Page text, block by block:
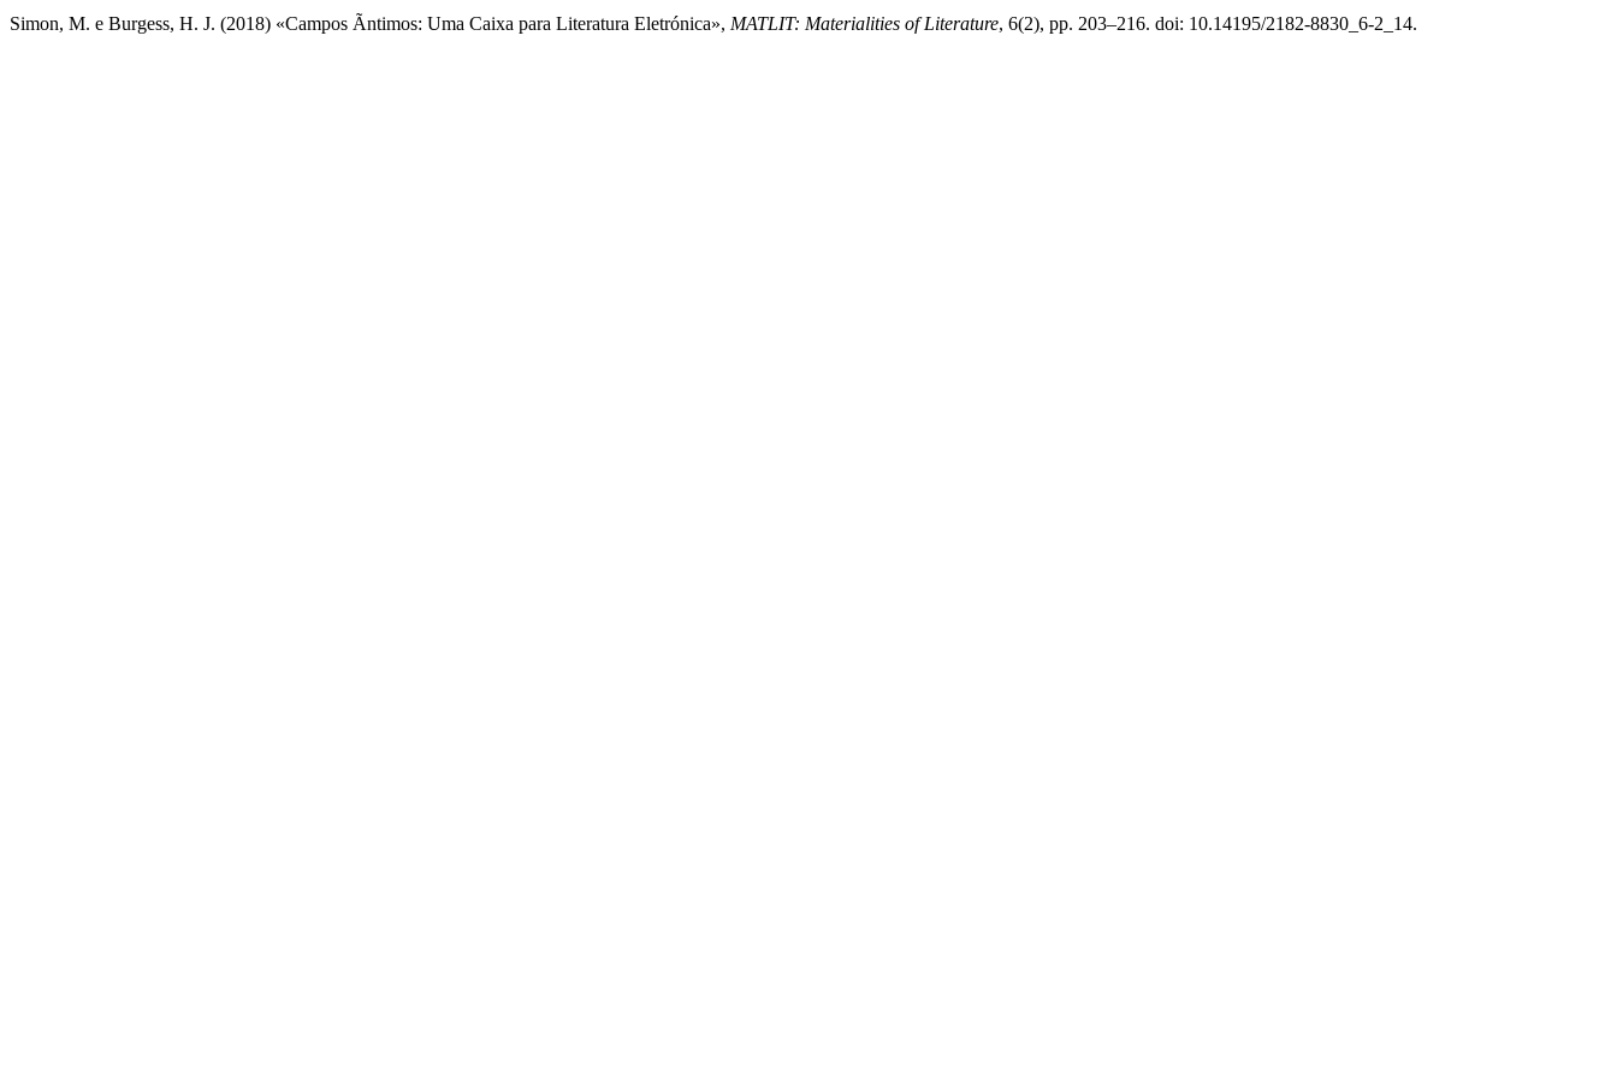
Simon, M. e Burgess, H. J. (2018) «Campos Ãntimos: Uma Caixa para Literatura Eletrónica», MATLIT: Materialities of Literature, 6(2), pp. 203–216. doi: 10.14195/2182-8830_6-2_14.